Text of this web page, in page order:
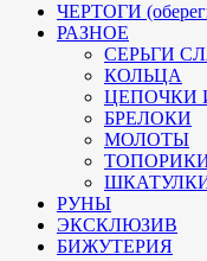
ЧЕРТОГИ
РАЗНОЕ
СЕРЬГИ
КОЛЬЦА
ЦЕПОЧКИ
БРЕЛОКИ
МОЛОТЫ
РУНЫ
ЭКСКЛЮЗИВ
БИЖУТЕРИЯ